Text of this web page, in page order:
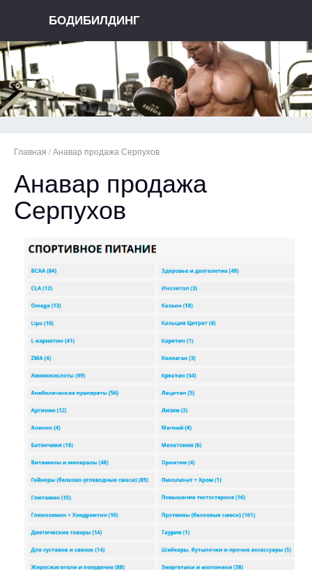
БОДИБИЛДИНГ
Главная / Анавар продажа Серпухов
Анавар продажа
Серпухов